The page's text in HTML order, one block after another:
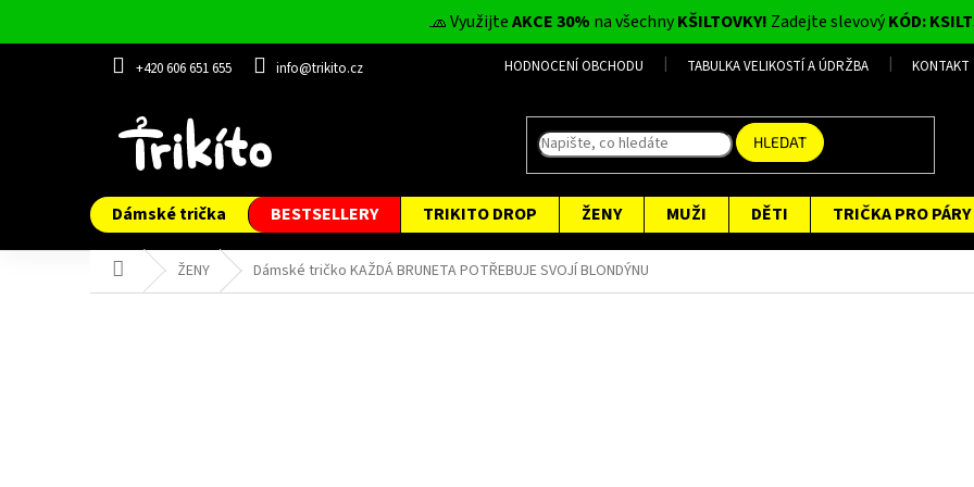
obsah
🧢 VyužijteAKCE 30% na všechnyKŠILTOVKY! Zadejte slevovýKÓD:
+420 606 651 655 info@trikito.cz HODNOCENÍ OBCHODU TABULKA VELIKOSTÍ A ÚDRŽBA KONTAKT
HLEDAT
Dámské trička BESTSELLERY TRIKITO DROP ŽENY MUŽI DĚTI TRIČKA PRO PÁRY
Domů ŽENY Dámské tričko KAŽDÁ BRUNETA POTŘEBUJE SVOJÍ BLONDÝNU